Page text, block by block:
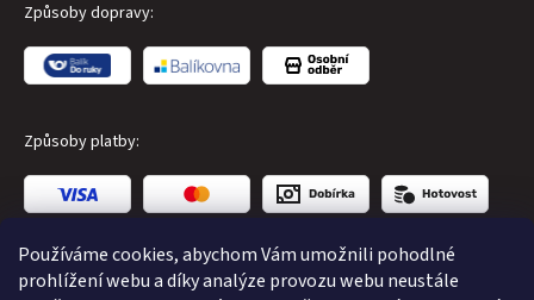
Používáme cookies, abychom Vám umožnili pohodlné
prohlížení webu a díky analýze provozu webu neustále
Způsoby dopravy:
Způsoby platby: